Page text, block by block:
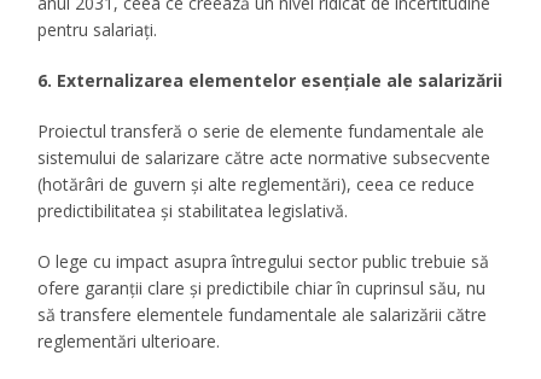
pentru salariați.
6. Externalizarea elementelor esențiale ale salarizării
Proiectul transferă o serie de elemente fundamentale ale
sistemului de salarizare către acte normative subsecvente
(hotărâri de guvern și alte reglementări), ceea ce reduce
predictibilitatea și stabilitatea legislativă.
O lege cu impact asupra întregului sector public trebuie să
ofere garanții clare și predictibile chiar în cuprinsul său, nu
să transfere elementele fundamentale ale salarizării către
reglementări ulterioare.